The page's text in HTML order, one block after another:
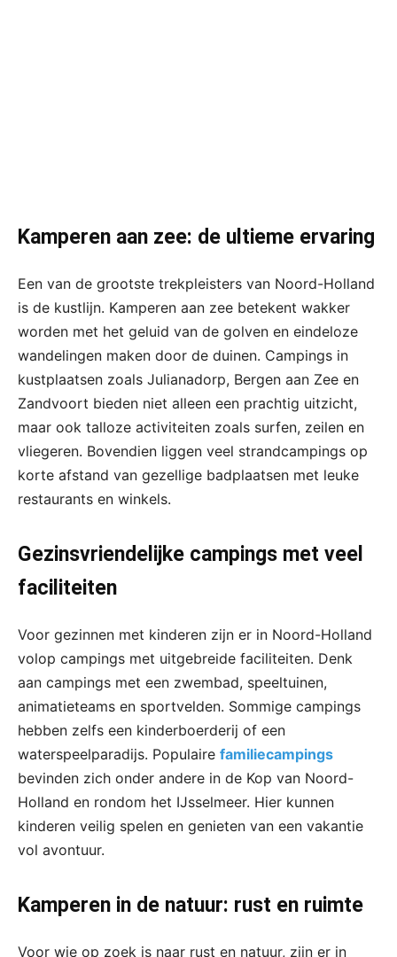
Kamperen aan zee: de ultieme ervaring
Een van de grootste trekpleisters van Noord-Holland
is de kustlijn. Kamperen aan zee betekent wakker
worden met het geluid van de golven en eindeloze
wandelingen maken door de duinen. Campings in
kustplaatsen zoals Julianadorp, Bergen aan Zee en
Zandvoort bieden niet alleen een prachtig uitzicht,
maar ook talloze activiteiten zoals surfen, zeilen en
vliegeren. Bovendien liggen veel strandcampings op
korte afstand van gezellige badplaatsen met leuke
restaurants en winkels.
Gezinsvriendelijke campings met veel
faciliteiten
Voor gezinnen met kinderen zijn er in Noord-Holland
volop campings met uitgebreide faciliteiten. Denk
aan campings met een zwembad, speeltuinen,
animatieteams en sportvelden. Sommige campings
hebben zelfs een kinderboerderij of een
waterspeelparadijs. Populaire familiecampings
bevinden zich onder andere in de Kop van Noord-
Holland en rondom het IJsselmeer. Hier kunnen
kinderen veilig spelen en genieten van een vakantie
vol avontuur.
Kamperen in de natuur: rust en ruimte
Voor wie op zoek is naar rust en natuur, zijn er in